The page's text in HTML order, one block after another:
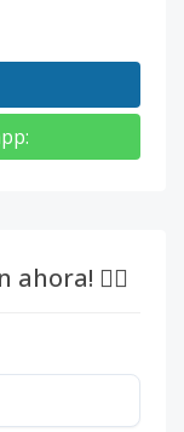
:
👇🏽